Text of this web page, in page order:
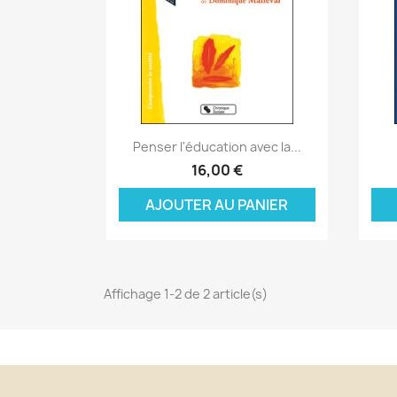
Aperçu rapide
Penser l'éducation avec la...
16,00 €
AJOUTER AU PANIER
Affichage 1-2 de 2 article(s)